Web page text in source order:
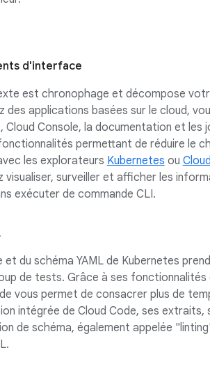
d'interface
est chronophage et décompose
des applications basées sur le cloud,
Console, la documentation et les
permettant de réduire le
les explorateurs Kubernetes ou
visualiser, surveiller et afficher les
exécuter de commande CLI.
du schéma YAML de Kubernetes
de tests. Grâce à ses fonctionnalités
vous permet de consacrer plus de
intégrée de Cloud Code, ses extraits,
de schéma, également appelée